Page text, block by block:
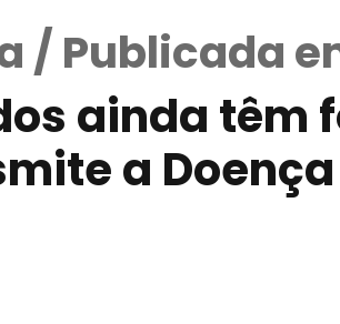
/ Publicada
ainda têm
a